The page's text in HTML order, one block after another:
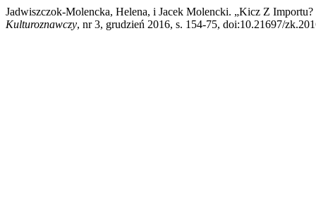
Jadwiszczok-Molencka, Helena, i Jacek Molencki. „Kicz Z
Kulturoznawczy, nr 3, grudzień 2016, s. 154-75, doi:10.21697/